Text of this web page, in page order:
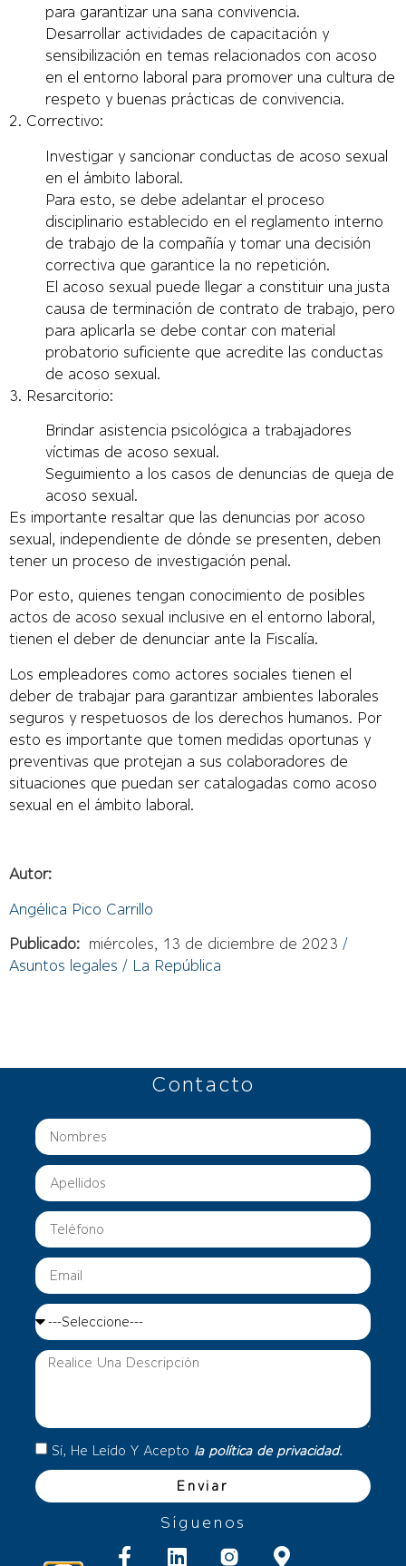
para garantizar una sana convivencia.
Desarrollar actividades de capacitación y
sensibilización en temas relacionados con acoso
en el entorno laboral para promover una cultura de
respeto y buenas prácticas de convivencia.
2. Correctivo:
Investigar y sancionar conductas de acoso sexual
en el ámbito laboral.
Para esto, se debe adelantar el proceso
disciplinario establecido en el reglamento interno
de trabajo de la compañía y tomar una decisión
correctiva que garantice la no repetición.
El acoso sexual puede llegar a constituir una justa
causa de terminación de contrato de trabajo, pero
para aplicarla se debe contar con material
probatorio suficiente que acredite las conductas
de acoso sexual.
3. Resarcitorio:
Brindar asistencia psicológica a trabajadores
víctimas de acoso sexual.
Seguimiento a los casos de denuncias de queja de
acoso sexual.
Es importante resaltar que las denuncias por acoso
sexual, independiente de dónde se presenten, deben
tener un proceso de investigación penal.
Por esto, quienes tengan conocimiento de posibles
actos de acoso sexual inclusive en el entorno laboral,
tienen el deber de denunciar ante la Fiscalía.
Los empleadores como actores sociales tienen el
deber de trabajar para garantizar ambientes laborales
seguros y respetuosos de los derechos humanos. Por
esto es importante que tomen medidas oportunas y
preventivas que protejan a sus colaboradores de
situaciones que puedan ser catalogadas como acoso
sexual en el ámbito laboral.
Autor:
Angélica Pico Carrillo
Publicado: miércoles, 13 de diciembre de 2023 /
Asuntos legales / La República
Contacto
Sí, He Leído Y Acepto la política de privacidad.
Enviar
Síguenos